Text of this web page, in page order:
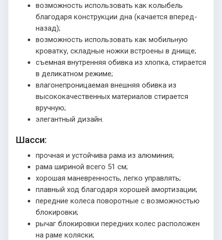
возможность использовать как колыбель
благодаря конструкции дна (качается вперед-
назад);
возможность использовать как мобильную
кроватку, складные ножки встроены в днище;
съемная внутренняя обивка из хлопка, стирается
в деликатном режиме;
влагонепроницаемая внешняя обивка из
высококачественных материалов стирается
вручную;
элегантный дизайн.
Шасси:
прочная и устойчива рама из алюминия;
рама шириной всего 51 см;
хорошая маневренность, легко управлять;
плавный ход благодаря хорошей амортизации;
передние колеса поворотные с возможностью
блокировки;
рычаг блокировки передних колес расположен
на раме коляски;